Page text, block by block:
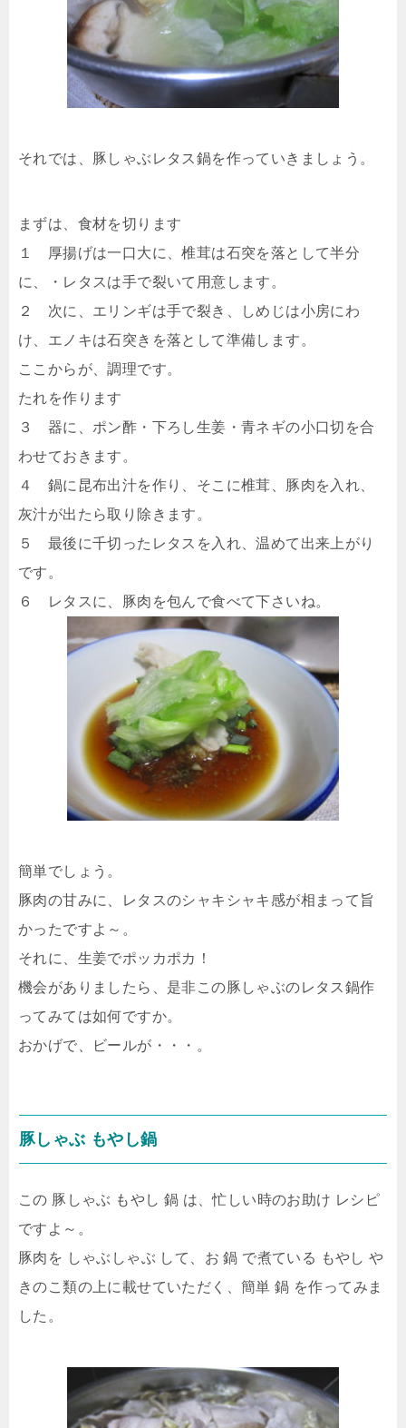
それでは、豚しゃぶレタス鍋を作っていきましょう。
まずは、食材を切ります
１ 厚揚げは一口大に、椎茸は石突を落として半分
に、・レタスは手で裂いて用意します。
２ 次に、エリンギは手で裂き、しめじは小房にわ
け、エノキは石突きを落として準備します。
ここからが、調理です。
たれを作ります
３ 器に、ポン酢・下ろし生姜・青ネギの小口切を合
わせておきます。
４ 鍋に昆布出汁を作り、そこに椎茸、豚肉を入れ、
灰汁が出たら取り除きます。
５ 最後に千切ったレタスを入れ、温めて出来上がり
です。
６ レタスに、豚肉を包んで食べて下さいね。
簡単でしょう。
豚肉の甘みに、レタスのシャキシャキ感が相まって旨
かったですよ～。
それに、生姜でポッカポカ！
機会がありましたら、是非この豚しゃぶのレタス鍋作
ってみては如何ですか。
おかげで、ビールが・・・。
豚しゃぶ もやし鍋
この 豚しゃぶ もやし 鍋 は、忙しい時のお助け レシピ
ですよ～。
豚肉を しゃぶしゃぶ して、お 鍋 で煮ている もやし や
きのこ類の上に載せていただく、簡単 鍋 を作ってみま
した。